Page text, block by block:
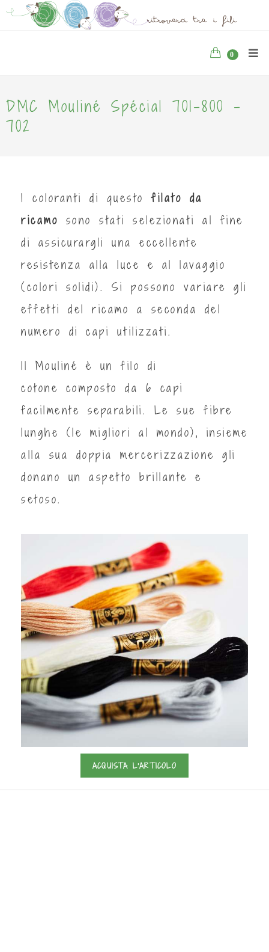
0
DMC Mouliné Spécial 701-800 -
702
I coloranti di questo filato da
ricamo sono stati selezionati al fine
di assicurargli una eccellente
resistenza alla luce e al lavaggio
(colori solidi). Si possono variare gli
effetti del ricamo a seconda del
numero di capi utilizzati.
ll Mouliné è un filo di
cotone composto da 6 capi
facilmente separabili. Le sue fibre
lunghe (le migliori al mondo), insieme
alla sua doppia mercerizzazione gli
donano un aspetto brillante e
setoso.
ACQUISTA L'ARTICOLO